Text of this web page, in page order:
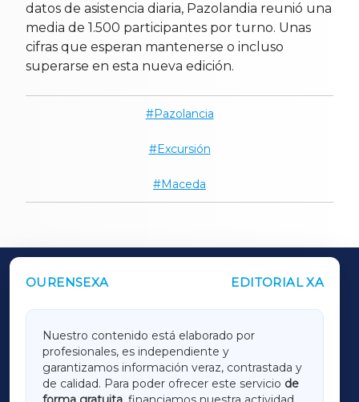
datos de asistencia diaria, Pazolandia reunió una
media de 1.500 participantes por turno. Unas
cifras que esperan mantenerse o incluso
superarse en esta nueva edición.
Pazolancia
Excursión
Maceda
OURENSEXA EDITORIAL XA
Nuestro contenido está elaborado por
profesionales, es independiente y
garantizamos información veraz, contrastada y
de calidad. Para poder ofrecer este servicio de
OUTROS PERIÓDICOS
LUGOXA